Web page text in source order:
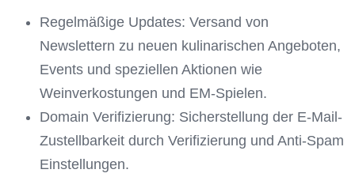
Regelmäßige Updates: Versand von
Newslettern zu neuen kulinarischen Angeboten,
Events und speziellen Aktionen wie
Weinverkostungen und EM-Spielen.
Domain Verifizierung: Sicherstellung der E-Mail-
Zustellbarkeit durch Verifizierung und Anti-Spam
Einstellungen.